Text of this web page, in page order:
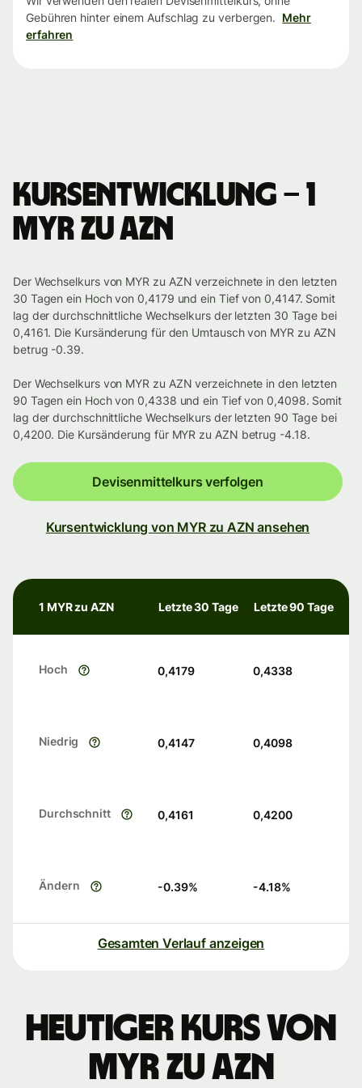
Gebühren hinter einem Aufschlag zu verbergen. Mehr
erfahren
Kursentwicklung – 1
MYR zu AZN
Der Wechselkurs von MYR zu AZN verzeichnete in den letzten
30 Tagen ein Hoch von 0,4179 und ein Tief von 0,4147. Somit
lag der durchschnittliche Wechselkurs der letzten 30 Tage bei
0,4161. Die Kursänderung für den Umtausch von MYR zu AZN
betrug -0.39.
Der Wechselkurs von MYR zu AZN verzeichnete in den letzten
90 Tagen ein Hoch von 0,4338 und ein Tief von 0,4098. Somit
lag der durchschnittliche Wechselkurs der letzten 90 Tage bei
0,4200. Die Kursänderung für MYR zu AZN betrug -4.18.
Devisenmittelkurs verfolgen
Kursentwicklung von MYR zu AZN ansehen
1 MYR zu AZN Letzte 30 Tage Letzte 90 Tage
Hoch 0,4179 0,4338
Niedrig 0,4147 0,4098
Durchschnitt 0,4161 0,4200
Ändern -0.39% -4.18%
Gesamten Verlauf anzeigen
Heutiger Kurs von
MYR zu AZN